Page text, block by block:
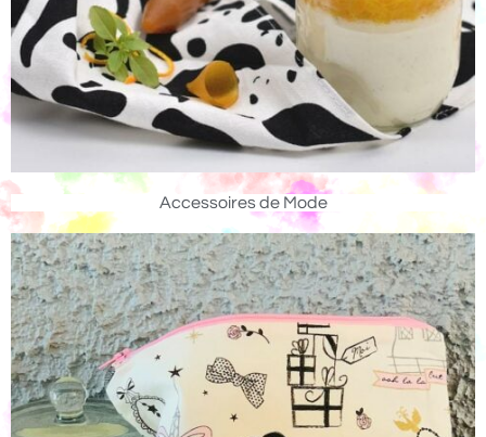
Accessoires de Mode